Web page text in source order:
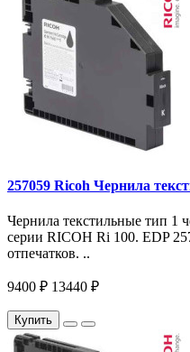
257059 Ricoh Чернила
Чернила текстильные тип 1
серии RICOH Ri 100. EDP
отпечатков. ..
9400 ₽ 13440 ₽
Купить